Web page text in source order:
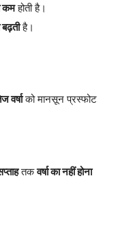
कमहोती है।
बढ़तीहै।
वर्षाको मानसून प्रस्फोट
तकवर्षा का नहीं होना